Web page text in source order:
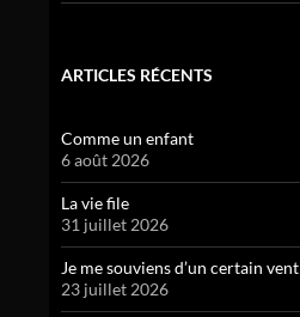
ARTICLES RÉCENTS
Comme un enfant
6 août 2026
La vie file
31 juillet 2026
Je me souviens d’un certain vent
23 juillet 2026